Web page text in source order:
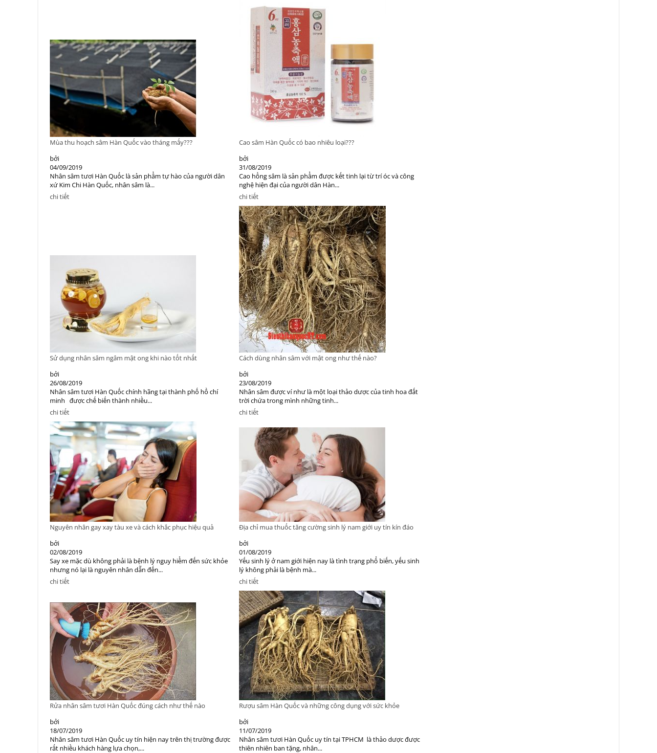
Mùa thu hoạch sâm Hàn Quốc vào tháng mấy???
bởi
04/09/2019
Nhân sâm tươi Hàn Quốc là sản phẩm tự hào của người dân
xứ Kim Chi Hàn Quốc, nhân sâm là...
chi tiết
Cao sâm Hàn Quốc có bao nhiêu loại???
bởi
31/08/2019
Cao hồng sâm là sản phẩm được kết tinh lại từ trí óc và công
nghệ hiện đại của người dân Hàn...
chi tiết
Sử dụng nhân sâm ngâm mật ong khi nào tốt nhất
bởi
26/08/2019
Nhân sâm tươi Hàn Quốc chính hãng tại thành phố hồ chí
minh được chế biến thành nhiều...
chi tiết
Cách dùng nhân sâm với mật ong như thế nào?
bởi
23/08/2019
Nhân sâm được ví như là một loại thảo dược của tinh hoa đất
trời chứa trong mình những tinh...
chi tiết
Nguyên nhân gay xay tàu xe và cách khắc phục hiệu quả
bởi
02/08/2019
Say xe mặc dù không phải là bệnh lý nguy hiểm đến sức khỏe
nhưng nó lại là nguyên nhân dẫn đến...
chi tiết
Địa chỉ mua thuốc tăng cường sinh lý nam giới uy tín kín đáo
bởi
01/08/2019
Yếu sinh lý ở nam giới hiện nay là tình trạng phổ biến, yếu sinh
lý không phải là bệnh mà...
chi tiết
Rửa nhân sâm tươi Hàn Quốc đúng cách như thế nào
bởi
18/07/2019
Nhân sâm tươi Hàn Quốc uy tín hiện nay trên thị trường được
rất nhiều khách hàng lựa chọn,...
Rượu sâm Hàn Quốc và những công dụng với sức khỏe
bởi
11/07/2019
Nhân sâm tươi Hàn Quốc uy tín tại TPHCM là thảo dược được
thiên nhiên ban tặng, nhân...